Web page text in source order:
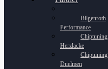
Bilgenroth
Performance
Chiptuning
Herzlacke
Chiptuning
Duelmen